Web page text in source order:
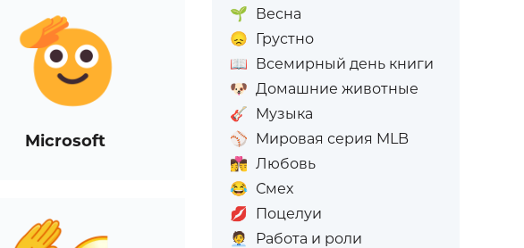
Microsoft
🌱 Весна
😞 Грустно
📖 Всемирный день книги
🐶 Домашние животные
🎸 Музыка
⚾ Мировая серия MLB
👩‍❤️‍💋‍👨 Любовь
😂 Смех
💋 Поцелуи
🧑‍💼
Работа и роли